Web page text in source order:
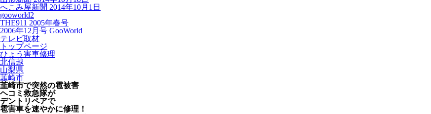
へこみ屋新聞 2014年10月1日
gooworld2
THE911 2005年春号
2006年12月号 GooWorld
テレビ取材
トップページ
ひょう害車修理
北信越
山梨県
韮崎市
韮崎市で突然の雹被害
ヘコミ救急隊が
デントリペアで
雹害車を速やかに修理！